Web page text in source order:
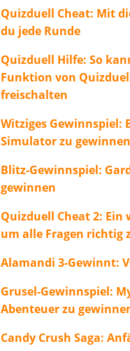
Quizduell Cheat: Mit
du jede Runde
Quizduell Hilfe: So
Funktion von
freischalten
Witziges Gewinnspiel:
Simulator zu gewinnen
Blitz-Gewinnspiel:
gewinnen
Quizduell Cheat 2: Ein
um alle Fragen richtig
Alamandi 3-Gewinnt:
Grusel-Gewinnspiel:
Abenteuer zu
Candy Crush Saga: